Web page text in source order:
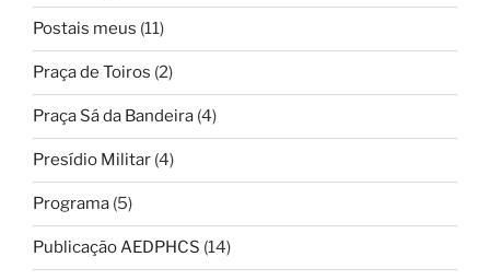
Postais meus (11)
Praça de Toiros (2)
Praça Sá da Bandeira (4)
Presídio Militar (4)
Programa (5)
Publicação AEDPHCS (14)